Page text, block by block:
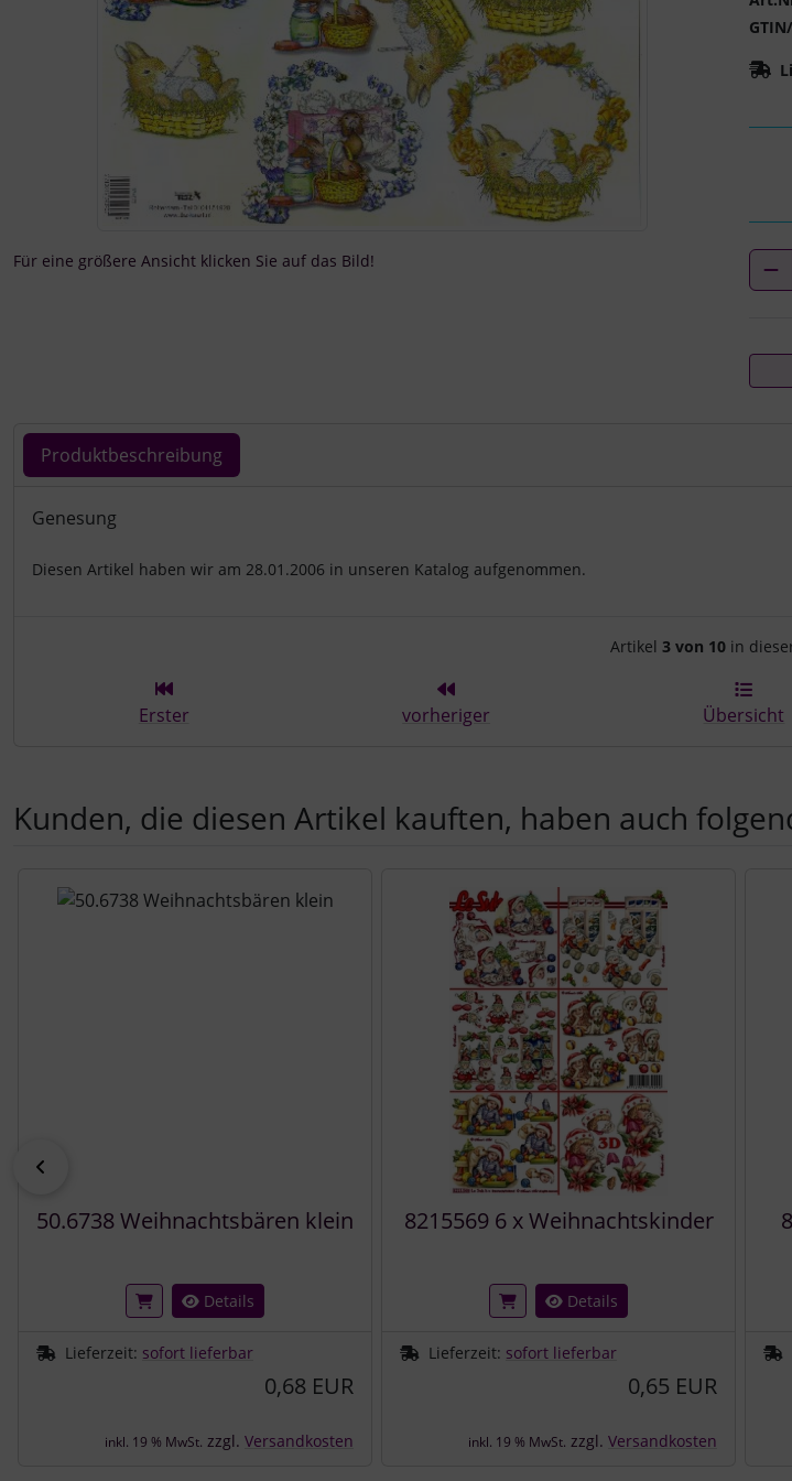
Für eine größere Ansicht klicken Sie auf das Bild!
Produktbeschreibung
Produktbeschreibung
Genesung
Diesen Artikel haben wir am 28.01.2006 in unseren Katalog aufgenommen.
Artikel 3 von 10 in
Erster vorheriger Übersicht
Kunden, die diesen Artikel kauften, haben auch
50.6738 Weihnachtsbären klein
Details
Lieferzeit: sofort lieferbar
0,68 EUR
inkl. 19 % MwSt. zzgl. Versandkosten
8215569 6 x Weihnachtskinder
Details
Lieferzeit: sofort lieferbar
0,65 EUR
inkl. 19 % MwSt. zzgl. Versandkosten